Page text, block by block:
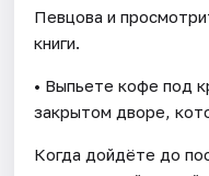
Певцова и
книги.
• Выпьете кофе под
закрытом дворе,
Когда дойдёте до